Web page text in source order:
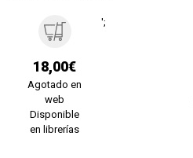
18,00€
Agotado en
web
Disponible
en librerías
';